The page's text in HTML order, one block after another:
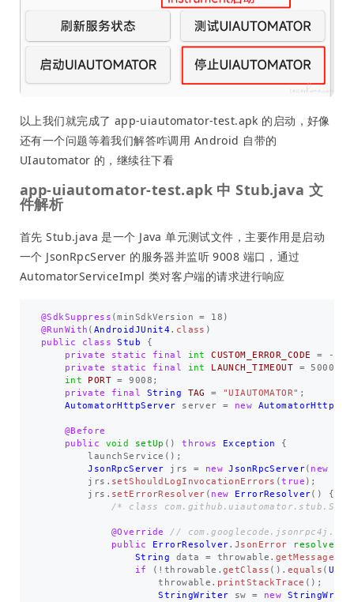
以上我们就完成了 app-uiautomator-test.apk 的启动，好像
还有一个问题等着我们解答咋调用 Android 自带的
UIautomator 的，继续往下看
app-uiautomator-test.apk 中 Stub.java 文
件解析
首先 Stub.java 是一个 Java 单元测试文件，主要作用是启动
一个 JsonRpcServer 的服务器并监听 9008 端口，通过
AutomatorServiceImpl 类对客户端的请求进行响应
@SdkSuppress (minSdkVersion = 18 )
@RunWith ( AndroidJUnit4. class )
public
class Stub
{
private
static final int CUSTOM_ERROR_CODE = -
private
static final int LAUNCH_TIMEOUT = 5000
int
PORT = 9008 ;
private
final String TAG = "UIAUTOMATOR" ;
AutomatorHttpServer
server = new
@Before
public
void setUp () throws Exception
{
launchService ();
JsonRpcServer
jrs = new JsonRpcServer( new
jrs . setShouldLogInvocationErrors (true );
jrs . setErrorResolver ( new ErrorResolver()
{
/* class
@Override
//
public
ErrorResolver. JsonError
String
data = throwable . getMessage
if
(! throwable .getClass (). equals (
throwable . printStackTrace ();
StringWriter
sw = new